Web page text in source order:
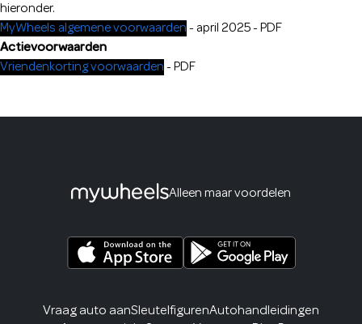
hieronder.
MyWheels algemene voorwaarden - april 2025 - PDF
Actievoorwaarden
Vriendenkorting voorwaarden - PDF
Alleen maar voordelen
Vraag auto aanSleutelfigurenAutohandleidingen